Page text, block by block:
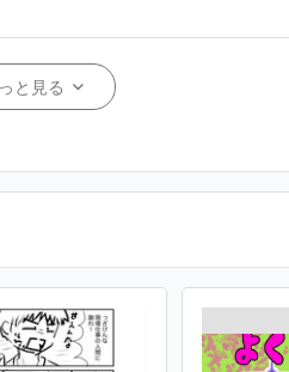
タの公開
と見る